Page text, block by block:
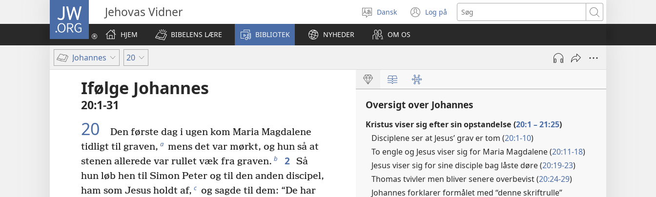
JW.ORG Jehovas Vidner
Vælg
sprog
Dansk Log på
(åbner
nyt
Søg
HJEM
BIBELENS LÆRE BIBLIOTEK NYHEDER OM OS
Johannes 20
Ifølge Johannes
20:1-31
20
Den første dag i ugen kom Maria Magdalene
tidligt til graven, a mens det var mørkt, og hun så at
stenen allerede var rullet væk fra graven. b 2 Så
hun løb hen til Simon Peter og til den anden discipel,
ham som Jesus holdt af, c og sagde til dem: “De har
Oversigt over Johannes
Kristus viser sig efter sin opstandelse (20:1 – 21:25)
Disciplene ser at Jesus’ grav er tom (20:1-10)
To engle og Jesus viser sig for Maria Magdalene (20:11-18)
Jesus viser sig for sine disciple bag låste døre (20:19-23)
Thomas tvivler men bliver senere overbevist (20:24-29)
Johannes forklarer formålet med “denne skriftrulle”